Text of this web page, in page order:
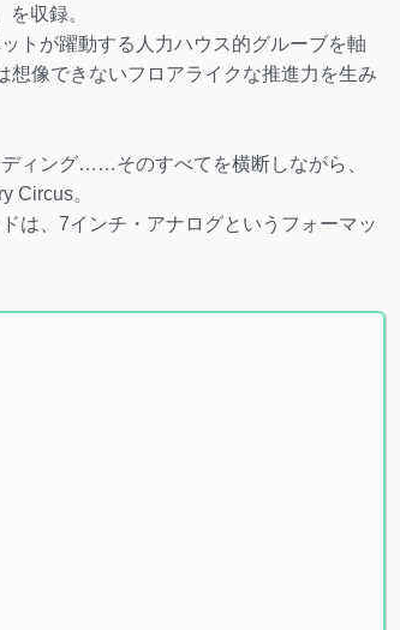
収録。
トが躍動する人力ハウス的グルーブを軸
像できないフロアライクな推進力を生み
ィング……そのすべてを横断しながら、
Circus。
は、7インチ・アナログというフォーマッ